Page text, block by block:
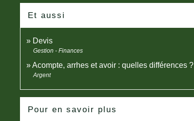
Et aussi
Devis
Gestion - Finances
Acompte, arrhes et avoir : quelles différences ?
Argent
Pour en savoir plus